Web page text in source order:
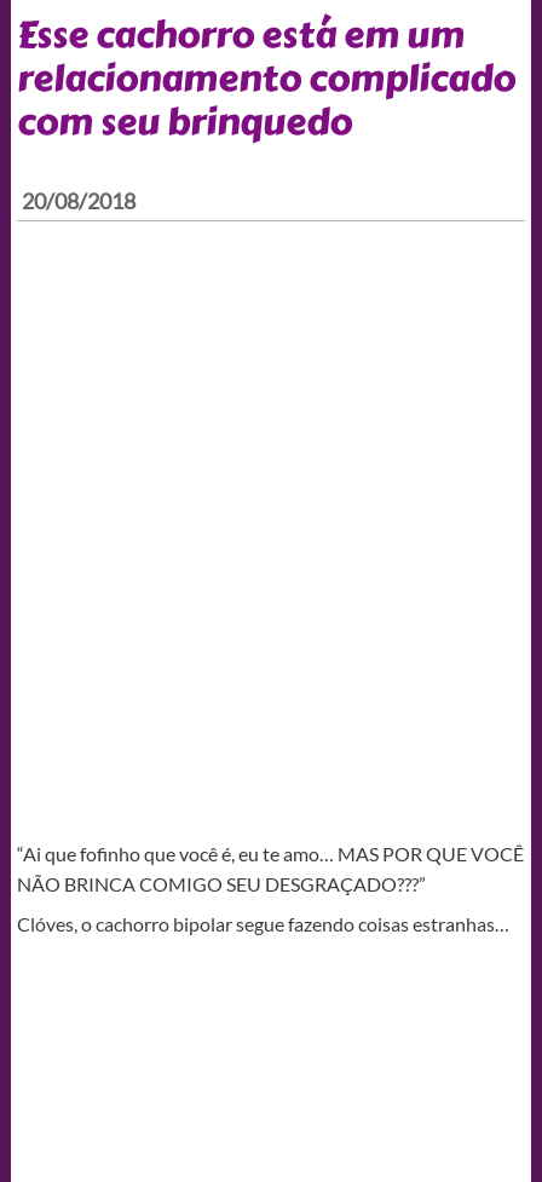
Esse cachorro está em um
relacionamento complicado
com seu brinquedo
20/08/2018
“Ai que fofinho que você é, eu te amo… MAS POR QUE VOCÊ
NÃO BRINCA COMIGO SEU DESGRAÇADO???”
Clóves, o cachorro bipolar segue fazendo coisas estranhas…